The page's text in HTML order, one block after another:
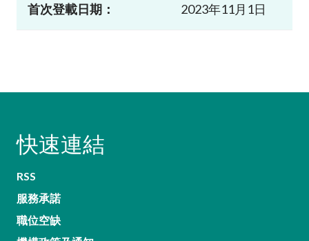
首次登載日期： 2023年11月1日
快速連結
RSS
服務承諾
職位空缺